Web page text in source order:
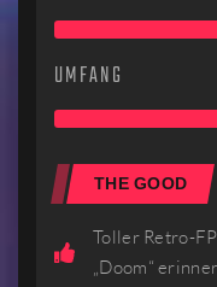
UMFANG
THE GOOD
Toller Retro-
„Doom“